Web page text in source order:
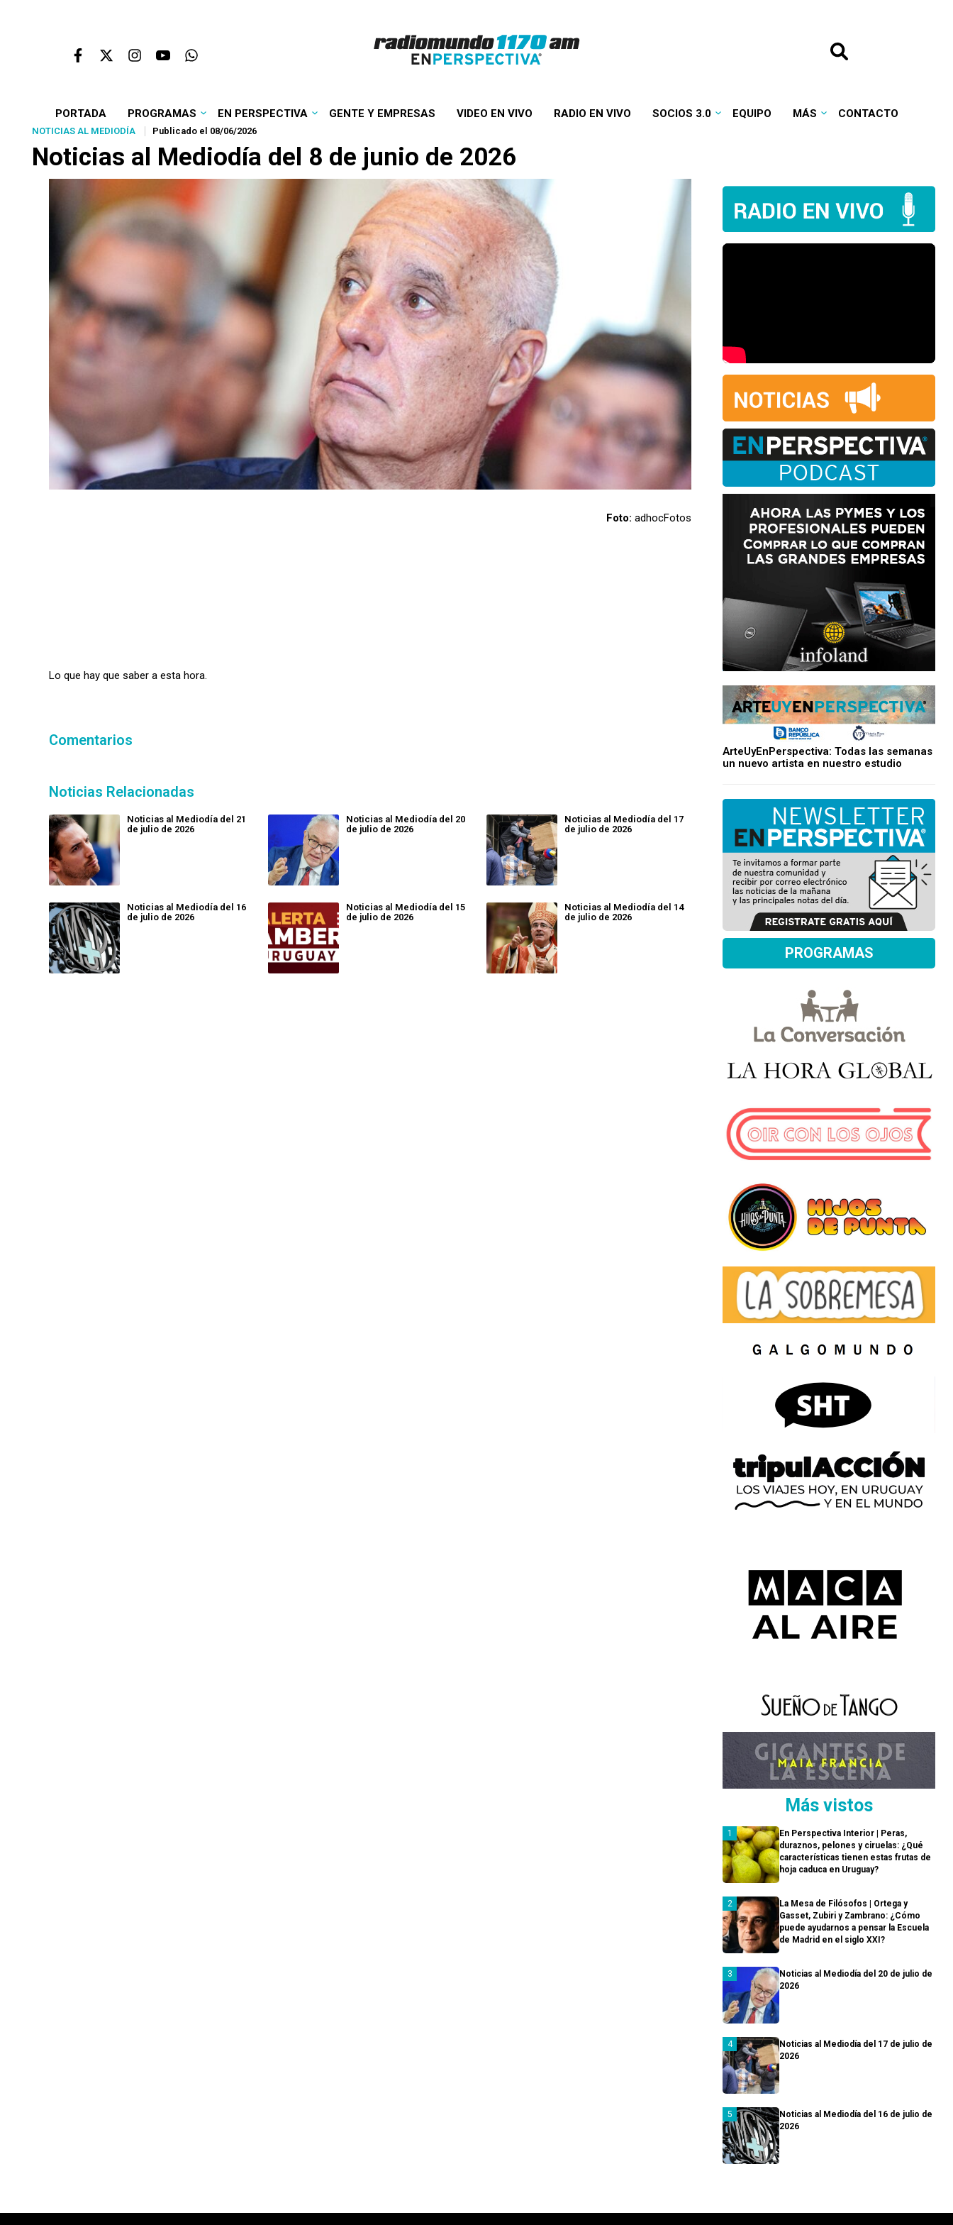
PORTADA PROGRAMAS EN PERSPECTIVA GENTE Y EMPRESAS VIDEO EN VIVO RADIO EN VIVO SOCIOS 3.0 EQUIPO MÁS CONTACTO
NOTICIAS AL MEDIODÍA Publicado el 08/06/2026
Noticias al Mediodía del 8 de junio de 2026
Foto: adhocFotos
Lo que hay que saber a esta hora.
Comentarios
Noticias Relacionadas
Noticias al Mediodía del 21
de julio de 2026
Noticias al Mediodía del 20
de julio de 2026
Noticias al Mediodía del 17
de julio de 2026
Noticias al Mediodía del 16
de julio de 2026
Noticias al Mediodía del 15
de julio de 2026
Noticias al Mediodía del 14
de julio de 2026
ArteUyEnPerspectiva: Todas las semanas
un nuevo artista en nuestro estudio
PROGRAMAS
Más vistos
En Perspectiva Interior | Peras,
duraznos, pelones y ciruelas: ¿Qué
características tienen estas frutas de
hoja caduca en Uruguay?
La Mesa de Filósofos | Ortega y
Gasset, Zubiri y Zambrano: ¿Cómo
puede ayudarnos a pensar la Escuela
de Madrid en el siglo XXI?
Noticias al Mediodía del 20 de julio de
2026
Noticias al Mediodía del 17 de julio de
2026
Noticias al Mediodía del 16 de julio de
2026